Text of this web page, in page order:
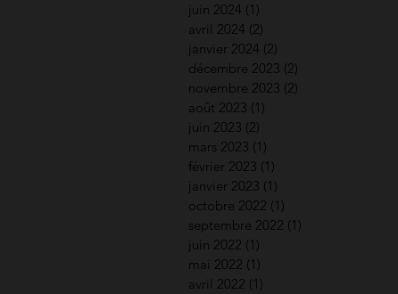
juin 2024 (1)
avril 2024 (2)
janvier 2024 (2)
décembre 2023 (2)
novembre 2023 (2)
août 2023 (1)
juin 2023 (2)
mars 2023 (1)
février 2023 (1)
janvier 2023 (1)
octobre 2022 (1)
septembre 2022 (1)
juin 2022 (1)
mai 2022 (1)
avril 2022 (1)